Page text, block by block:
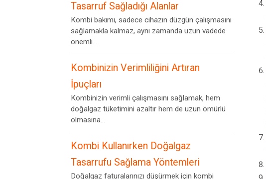
Tasarruf Sağladığı Alanlar
Kombi bakımı, sadece cihazın düzgün çalışmasını
sağlamakla kalmaz, aynı zamanda uzun vadede
önemli...
Kombinizin Verimliliğini Artıran
İpuçları
Kombinizin verimli çalışmasını sağlamak, hem
doğalgaz tüketimini azaltır hem de uzun ömürlü
olmasına...
Kombi Kullanırken Doğalgaz
Tasarrufu Sağlama Yöntemleri
Doğalgaz faturalarınızı düşürmek için kombi